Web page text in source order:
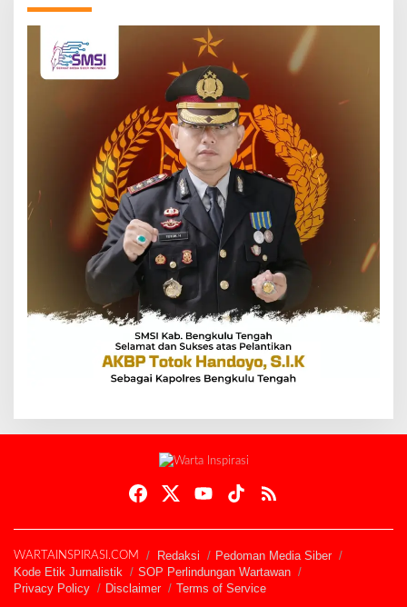
WARTAINSPIRASI.COM Redaksi
Pedoman Media Siber
Kode Etik Jurnalistik
SOP Perlindungan Wartawan
Privacy Policy
Disclaimer Terms of Service